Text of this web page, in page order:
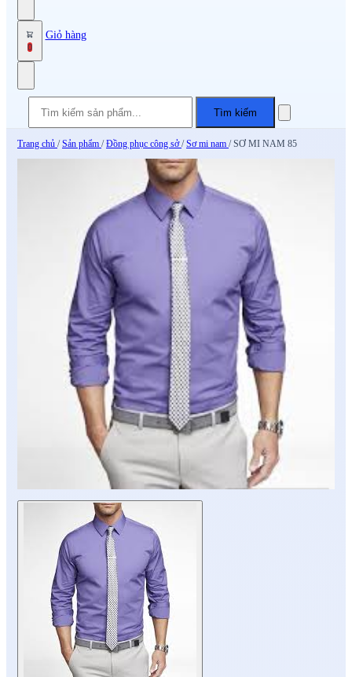
0
Giỏ hàng
Tìm kiếm
Trang chủ / Sản phẩm / Đồng phục công sở/ Sơ mi nam / SƠ MI NAM 85